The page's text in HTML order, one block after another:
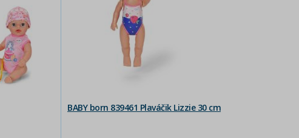
BABY born 839461 Plaváčik Lizzie 30 cm